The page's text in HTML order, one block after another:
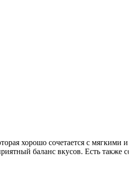
хорошо сочетается с
баланс вкусов. Есть также